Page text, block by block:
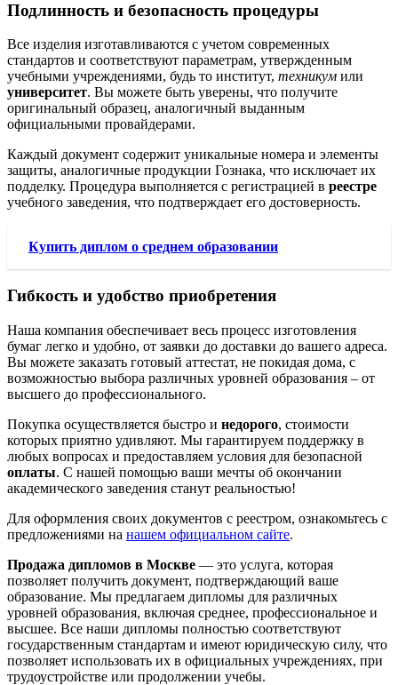
Подлинность и безопасность процедуры
Все изделия изготавливаются с учетом современных
стандартов и соответствуют параметрам, утвержденным
учебными учреждениями, будь то институт, техникум или
университет. Вы можете быть уверены, что получите
оригинальный образец, аналогичный выданным
официальными провайдерами.
Каждый документ содержит уникальные номера и элементы
защиты, аналогичные продукции Гознака, что исключает их
подделку. Процедура выполняется с регистрацией в реестре
учебного заведения, что подтверждает его достоверность.
Купить диплом о среднем образовании
Гибкость и удобство приобретения
Наша компания обеспечивает весь процесс изготовления
бумаг легко и удобно, от заявки до доставки до вашего адреса.
Вы можете заказать готовый аттестат, не покидая дома, с
возможностью выбора различных уровней образования – от
высшего до профессионального.
Покупка осуществляется быстро и недорого, стоимости
которых приятно удивляют. Мы гарантируем поддержку в
любых вопросах и предоставляем условия для безопасной
оплаты. С нашей помощью ваши мечты об окончании
академического заведения станут реальностью!
Для оформления своих документов с реестром, ознакомьтесь с
предложениями на нашем официальном сайте.
Продажа дипломов в Москве — это услуга, которая
позволяет получить документ, подтверждающий ваше
образование. Мы предлагаем дипломы для различных
уровней образования, включая среднее, профессиональное и
высшее. Все наши дипломы полностью соответствуют
государственным стандартам и имеют юридическую силу, что
позволяет использовать их в официальных учреждениях, при
трудоустройстве или продолжении учебы.